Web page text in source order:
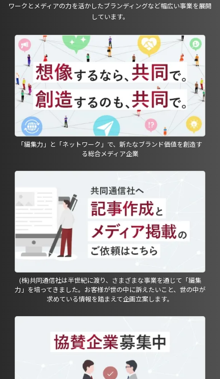
ワークとメディアの力を活かしたブランディングなど幅広い事業を展開
しています。
「編集力」と「ネットワーク」で、新たなブランド価値を創造す
る総合メディア企業
(株)共同通信社は半世紀に渡り、さまざまな事業を通じて「編集
力」を培ってきました。お客様が世の中に訴えたいこと、世の中が
求めている情報を踏まえて企画立案します。